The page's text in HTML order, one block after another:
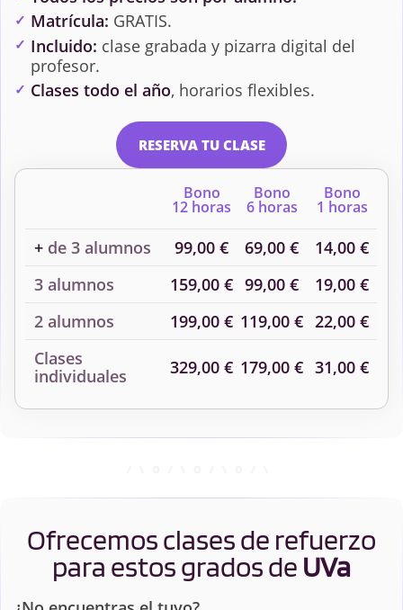
Matrícula: GRATIS.
Incluido: clase grabada y pizarra digital del
profesor.
Clases todo el año, horarios flexibles.
RESERVA TU CLASE
Bono
12 horas
Bono
6 horas
Bono
1 horas
+ de 3 alumnos 99,00 € 69,00 €
14,00 €
3 alumnos
159,00 € 99,00 €
19,00 €
2 alumnos
199,00 € 119,00 € 22,00 €
Clases
individuales
329,00 € 179,00 € 31,00 €
Ofrecemos clases de refuerzo
para estos grados de UVa